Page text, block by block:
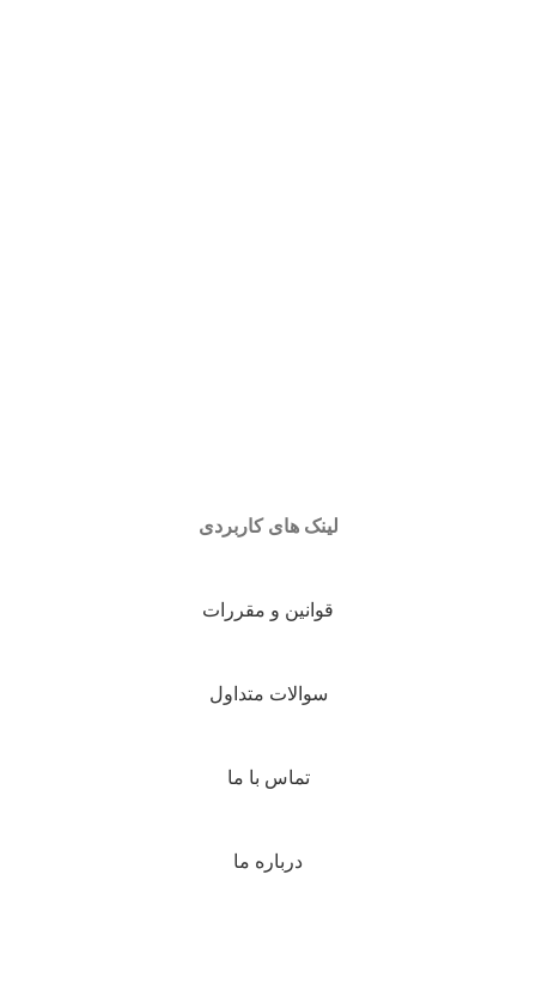
لینک های کاربردی
قوانین و مقررات
سوالات متداول
تماس با ما
درباره ما